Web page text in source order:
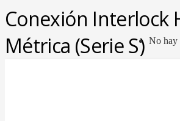
No hay
Conexión Interlock
Métrica (Serie S)